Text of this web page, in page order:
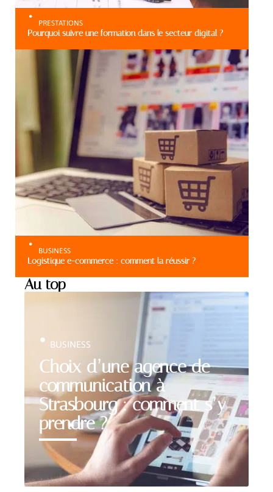
PRESTATIONS
Pourquoi suivre une formation dans le secteur digital ?
BUSINESS
Logistique e-commerce : comment la réussir ?
Au top
Choix d’une agence de
communication à
Strasbourg : comment s’y
prendre ?
BUSINESS